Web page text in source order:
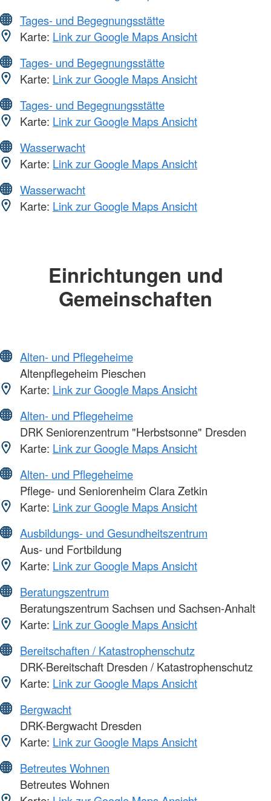
Tages- und Begegnungsstätte
Karte: Link zur Google Maps Ansicht
Tages- und Begegnungsstätte
Karte: Link zur Google Maps Ansicht
Tages- und Begegnungsstätte
Karte: Link zur Google Maps Ansicht
Wasserwacht
Karte: Link zur Google Maps Ansicht
Wasserwacht
Karte: Link zur Google Maps Ansicht
Einrichtungen und
Gemeinschaften
Alten- und Pflegeheime
Altenpflegeheim Pieschen
Karte: Link zur Google Maps Ansicht
Alten- und Pflegeheime
DRK Seniorenzentrum "Herbstsonne" Dresden
Karte: Link zur Google Maps Ansicht
Alten- und Pflegeheime
Pflege- und Seniorenheim Clara Zetkin
Karte: Link zur Google Maps Ansicht
Ausbildungs- und Gesundheitszentrum
Aus- und Fortbildung
Karte: Link zur Google Maps Ansicht
Beratungszentrum
Beratungszentrum Sachsen und Sachsen-Anhalt
Karte: Link zur Google Maps Ansicht
Bereitschaften / Katastrophenschutz
DRK-Bereitschaft Dresden / Katastrophenschutz
Karte: Link zur Google Maps Ansicht
Bergwacht
DRK-Bergwacht Dresden
Karte: Link zur Google Maps Ansicht
Betreutes Wohnen
Betreutes Wohnen